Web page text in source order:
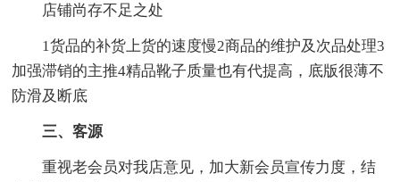
店铺尚存不足之处
1货品的补货上货的速度慢2商品的维护及次品处理3
加强滞销的主推4精品靴子质量也有代提高，底版很薄不
防滑及断底
三、客源
重视老会员对我店意见，加大新会员宣传力度，结